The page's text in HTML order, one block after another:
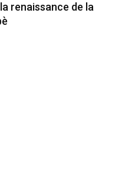
renaissance de la